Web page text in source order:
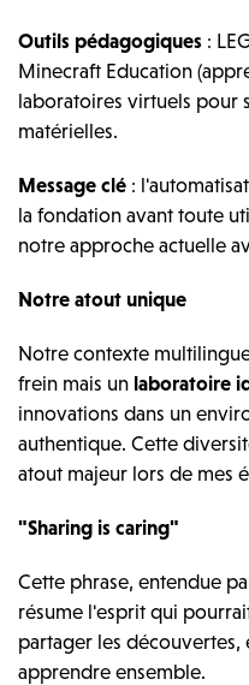
Outils pédagogiques :
Minecraft Education
laboratoires virtuels pour
matérielles.
Message clé :
la fondation avant toute
notre approche actuelle
Notre atout unique
Notre contexte
frein mais un laboratoire
innovations dans un
authentique. Cette
atout majeur lors de mes
"Sharing is caring"
Cette phrase, entendue
résume l'esprit qui
partager les
apprendre ensemble.